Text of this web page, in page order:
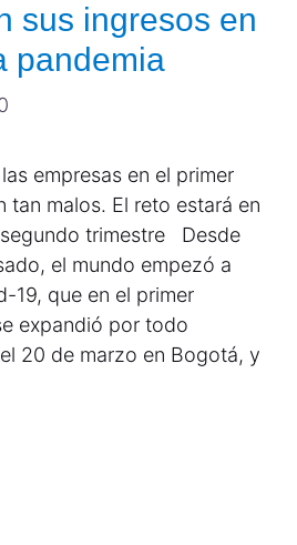
sus ingresos en
pandemia
empresas en el primer
tan malos. El reto estará en
trimestre Desde
el mundo empezó a
19, que en el primer
expandió por todo
20 de marzo en Bogotá, y